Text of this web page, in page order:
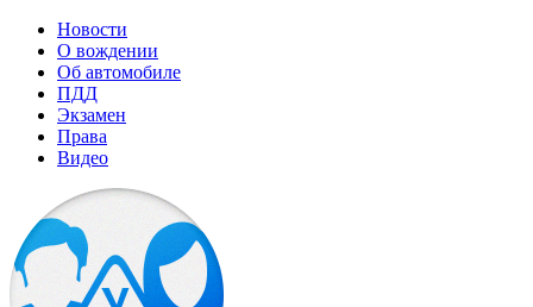
Новости
О вождении
Об автомобиле
ПДД
Экзамен
Права
Видео